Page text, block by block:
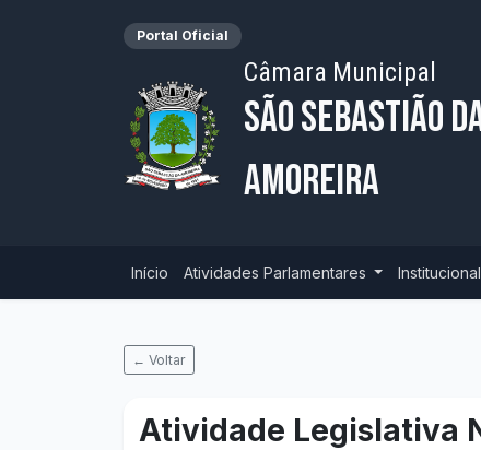
Portal Oficial
Câmara Municipal
São Sebastião
Amoreira
Início Atividades Parlamentares Institucional
← Voltar
Atividade Legislativa